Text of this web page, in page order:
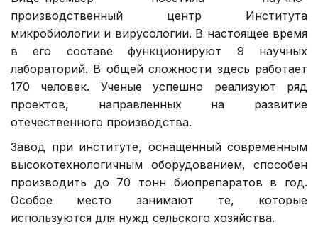
производственный центр Института
микробиологии и вирусологии. В настоящее время
в его составе функционируют 9 научных
лабораторий. В общей сложности здесь работает
170 человек. Ученые успешно реализуют ряд
проектов, направленных на развитие
отечественного производства.
Завод при институте, оснащенный современным
высокотехнологичным оборудованием, способен
производить до 70 тонн биопрепаратов в год.
Особое место занимают те, которые
используются для нужд сельского хозяйства.